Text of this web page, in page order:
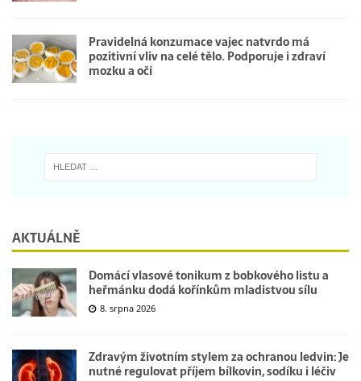
Pravidelná konzumace vajec natvrdo má
pozitivní vliv na celé tělo. Podporuje i zdraví
mozku a očí
AKTUÁLNĚ
Domácí vlasové tonikum z bobkového listu a
heřmánku dodá kořínkům mladistvou sílu
8. srpna 2026
Zdravým životním stylem za ochranou ledvin: Je
nutné regulovat příjem bílkovin, sodíku i léčiv